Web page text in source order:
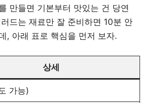
만들면 기본부터 맛있는 건 당연
드는 재료만 잘 준비하면 10분 안
, 아래 표로 핵심을 먼저 보자.
상세
가능)